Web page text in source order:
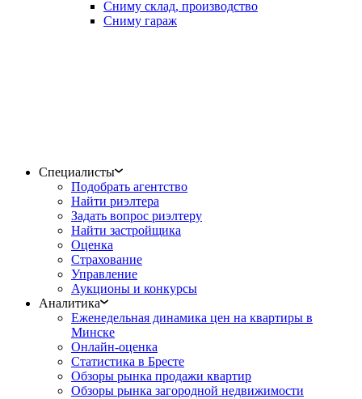
Сниму склад, производство
Сниму гараж
Специалисты
Подобрать агентство
Найти риэлтера
Задать вопрос риэлтеру
Найти застройщика
Оценка
Страхование
Управление
Аукционы и конкурсы
Аналитика
Еженедельная динамика цен на квартиры в
Минске
Онлайн-оценка
Статистика в Бресте
Обзоры рынка продажи квартир
Обзоры рынка загородной недвижимости